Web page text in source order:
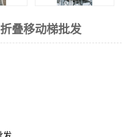
叠移动梯批发